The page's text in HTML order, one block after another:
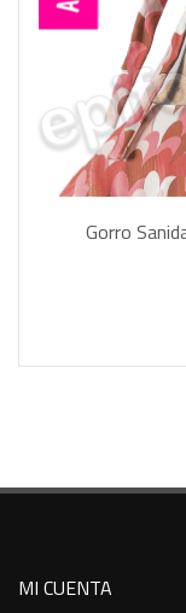
Gorro
Haz
MI CUENTA